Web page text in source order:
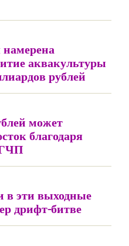
аквакультуры
рублей
может
благодаря
ГЧП
эти выходные
дрифт-битве